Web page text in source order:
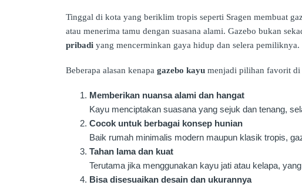
Tinggal di kota yang beriklim tropis seperti Sragen membuat
atau menerima tamu dengan suasana alami. Gazebo bukan
pribadi yang mencerminkan gaya hidup dan selera pemiliknya.
Beberapa alasan kenapa gazebo kayu menjadi pilihan favorit di
Memberikan nuansa alami dan hangat
Kayu menciptakan suasana yang sejuk dan tenang,
Cocok untuk berbagai konsep hunian
Baik rumah minimalis modern maupun klasik tropis,
Tahan lama dan kuat
Terutama jika menggunakan kayu jati atau kelapa,
Bisa disesuaikan desain dan ukurannya